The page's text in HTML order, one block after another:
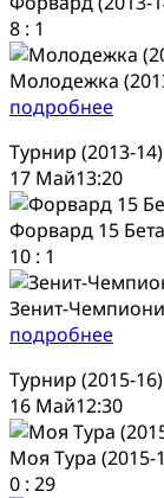
8 : 1
Молодежка
подробнее
Турнир (2013-
17 Май13:20
Форвард 15 Бета
10 : 1
Зенит-
подробнее
Турнир (2015-
16 Май12:30
Моя Тура (2015-
0 : 29